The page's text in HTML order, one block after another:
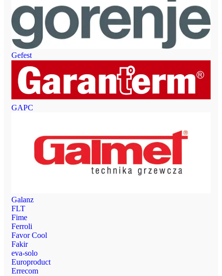
Gefest
GAPC
Galanz
FLT
Fime
Ferroli
Favor Cool
Fakir
eva-solo
Europroduct
Errecom